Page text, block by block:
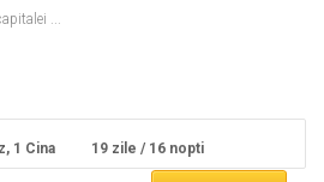
...
1 Cina 19 zile / 16 nopti